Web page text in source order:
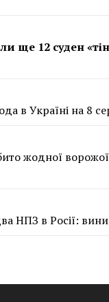
ще 12 суден
в Україні на 8
жодної
НПЗ в Росії: